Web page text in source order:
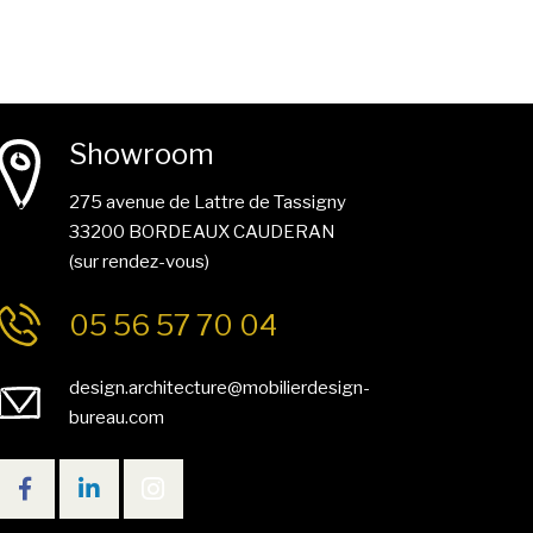
Showroom
275 avenue de Lattre de Tassigny
33200 BORDEAUX CAUDERAN
(sur rendez-vous)
05 56 57 70 04
design.architecture@mobilierdesign-
bureau.com